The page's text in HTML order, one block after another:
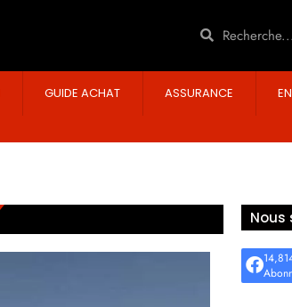
GUIDE ACHAT ASSURANCE
Nous